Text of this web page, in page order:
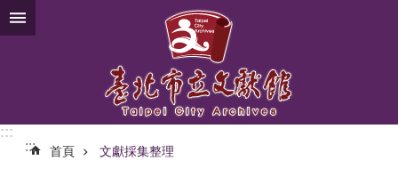
跳到主要內容區塊
:::
:::
首頁 文獻採集整理